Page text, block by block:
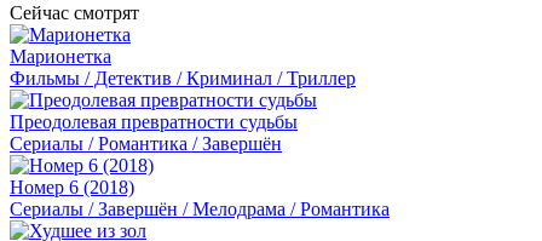
Сейчас смотрят
Марионетка
Фильмы / Детектив / Криминал / Триллер
Преодолевая превратности судьбы
Сериалы / Романтика / Завершён
Номер 6 (2018)
Сериалы / Завершён / Мелодрама / Романтика